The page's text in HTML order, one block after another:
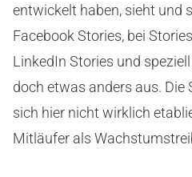
entwickelt haben, sieht und
Facebook Stories, bei
LinkedIn Stories und
doch etwas anders aus. Die
sich hier nicht wirklich
Mitläufer als